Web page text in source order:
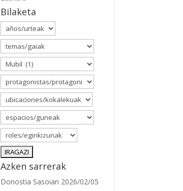
Bilaketa
Azken sarrerak
Donostia Sasoian 2026/02/05